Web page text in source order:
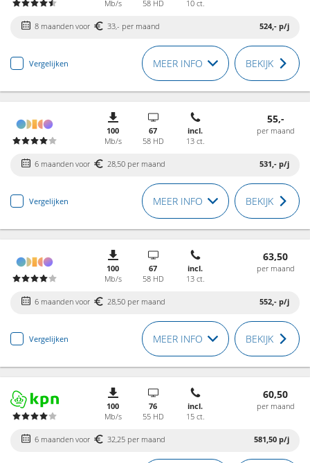
Mb/s 58 HD 10 ct.
8 maanden voor 33,- per maand 524,- p/j
Vergelijken MEER INFO BEKIJK
100
Mb/s
67
58 HD
incl.
13 ct.
55,-
per maand
6 maanden voor 28,50 per maand 531,- p/j
Vergelijken MEER INFO BEKIJK
100
Mb/s
67
58 HD
incl.
13 ct.
63,50
per maand
6 maanden voor 28,50 per maand 552,- p/j
Vergelijken MEER INFO BEKIJK
100
Mb/s
76
55 HD
incl.
15 ct.
60,50
per maand
6 maanden voor 32,25 per maand 581,50 p/j